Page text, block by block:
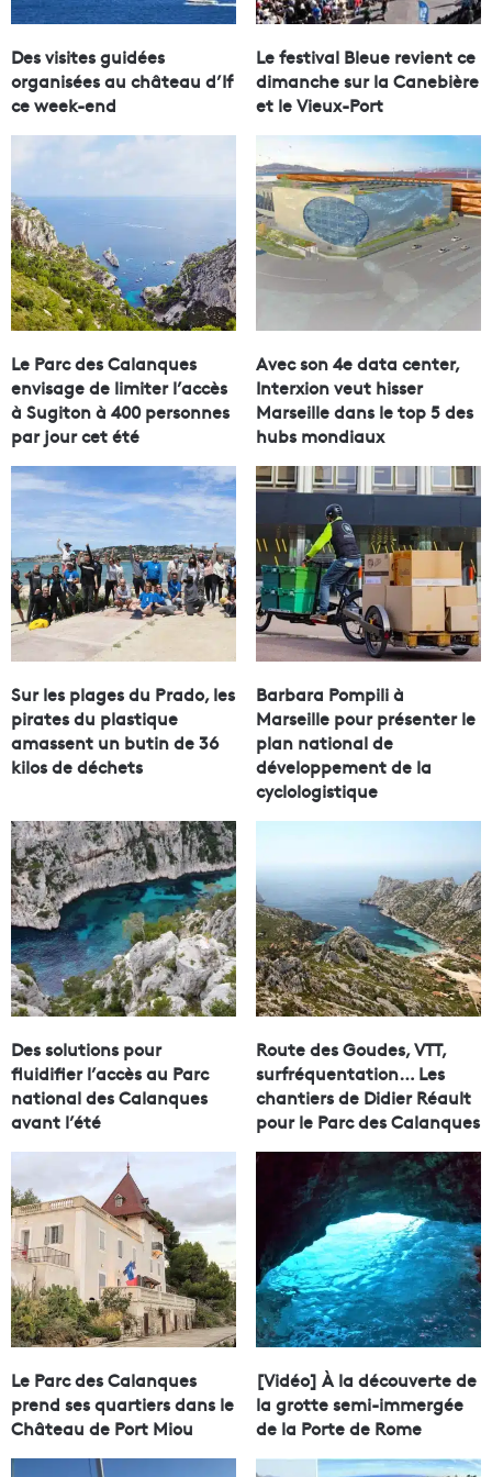
Des visites guidées
organisées au château d’If
ce week-end
Le festival Bleue revient ce
dimanche sur la Canebière
et le Vieux-Port
Le Parc des Calanques
envisage de limiter l’accès
à Sugiton à 400 personnes
par jour cet été
Avec son 4e data center,
Interxion veut hisser
Marseille dans le top 5 des
hubs mondiaux
Sur les plages du Prado, les
pirates du plastique
amassent un butin de 36
kilos de déchets
Barbara Pompili à
Marseille pour présenter le
plan national de
développement de la
cyclologistique
Des solutions pour
fluidifier l’accès au Parc
national des Calanques
avant l’été
Route des Goudes, VTT,
surfréquentation… Les
chantiers de Didier Réault
pour le Parc des Calanques
Le Parc des Calanques
prend ses quartiers dans le
Château de Port Miou
[Vidéo] À la découverte de
la grotte semi-immergée
de la Porte de Rome